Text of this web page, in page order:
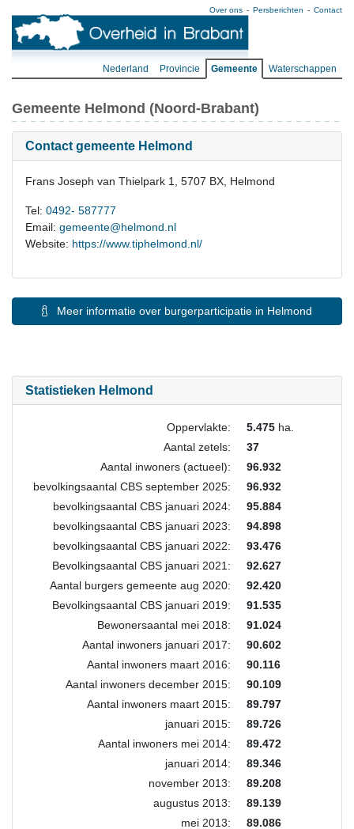
Over ons Persberichten Contact
Nederland Provincie Gemeente Waterschappen
Gemeente Helmond (Noord-Brabant)
Contact gemeente Helmond
Frans Joseph van Thielpark 1, 5707 BX, Helmond
Tel: 0492- 587777
Email: gemeente@helmond.nl
Website: https://www.tiphelmond.nl/
Meer informatie over burgerparticipatie in Helmond
Statistieken Helmond
Oppervlakte: 5.475 ha.
Aantal zetels:
37
Aantal inwoners (actueel):
96.932
bevolkingsaantal CBS september 2025:
96.932
bevolkingsaantal CBS januari 2024:
95.884
bevolkingsaantal CBS januari 2023:
94.898
bevolkingsaantal CBS januari 2022:
93.476
Bevolkingsaantal CBS januari 2021:
92.627
Aantal burgers gemeente aug 2020:
92.420
Bevolkingsaantal CBS januari 2019:
91.535
Bewonersaantal mei 2018:
91.024
Aantal inwoners januari 2017:
90.602
Aantal inwoners maart 2016:
90.116
Aantal inwoners december 2015:
90.109
Aantal inwoners maart 2015:
89.797
januari 2015:
89.726
Aantal inwoners mei 2014:
89.472
januari 2014:
89.346
november 2013:
89.208
augustus 2013:
89.139
mei 2013:
89.086